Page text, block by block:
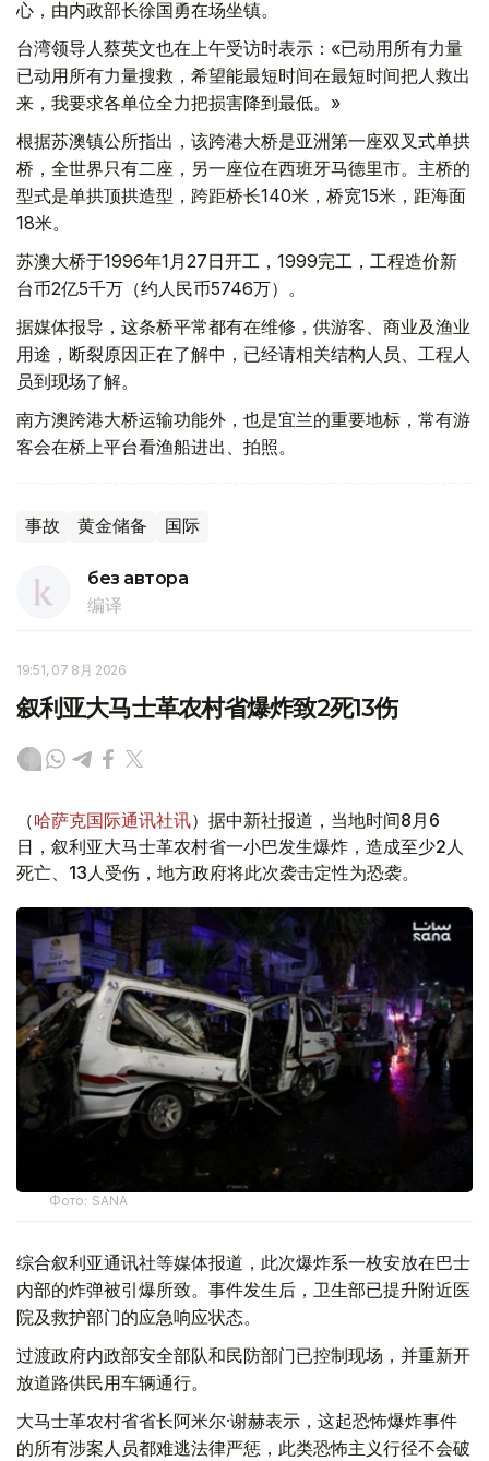
心，由内政部长徐国勇在场坐镇。
台湾领导人蔡英文也在上午受访时表示：«已动用所有力量
已动用所有力量搜救，希望能最短时间在最短时间把人救出
来，我要求各单位全力把损害降到最低。»
根据苏澳镇公所指出，该跨港大桥是亚洲第一座双叉式单拱
桥，全世界只有二座，另一座位在西班牙马德里市。主桥的
型式是单拱顶拱造型，跨距桥长140米，桥宽15米，距海面
18米。
苏澳大桥于1996年1月27日开工，1999完工，工程造价新
台币2亿5千万（约人民币5746万）。
据媒体报导，这条桥平常都有在维修，供游客、商业及渔业
用途，断裂原因正在了解中，已经请相关结构人员、工程人
员到现场了解。
南方澳跨港大桥运输功能外，也是宜兰的重要地标，常有游
客会在桥上平台看渔船进出、拍照。
事故 黄金储备 国际
без автора
编译
19:51, 07 8月 2026
叙利亚大马士革农村省爆炸致2死13伤
（哈萨克国际通讯社讯）据中新社报道，当地时间8月6
日，叙利亚大马士革农村省一小巴发生爆炸，造成至少2人
死亡、13人受伤，地方政府将此次袭击定性为恐袭。
Фото: SANA
综合叙利亚通讯社等媒体报道，此次爆炸系一枚安放在巴士
内部的炸弹被引爆所致。事件发生后，卫生部已提升附近医
院及救护部门的应急响应状态。
过渡政府内政部安全部队和民防部门已控制现场，并重新开
放道路供民用车辆通行。
大马士革农村省省长阿米尔·谢赫表示，这起恐怖爆炸事件
的所有涉案人员都难逃法律严惩，此类恐怖主义行径不会破